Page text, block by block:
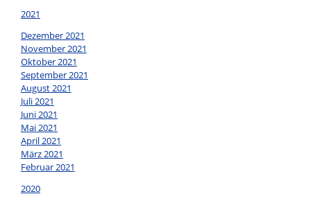
2021
Dezember 2021
November 2021
Oktober 2021
September 2021
August 2021
Juli 2021
Juni 2021
Mai 2021
April 2021
März 2021
Februar 2021
2020